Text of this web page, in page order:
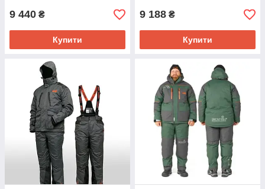
9 440 ₴
Купити
9 188 ₴
Купити